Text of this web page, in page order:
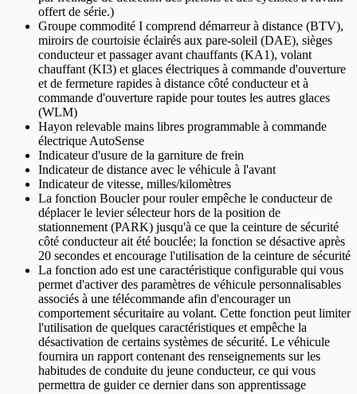
offert de série.)
Groupe commodité I comprend démarreur à distance (BTV),
miroirs de courtoisie éclairés aux pare-soleil (DAE), sièges
conducteur et passager avant chauffants (KA1), volant
chauffant (KI3) et glaces électriques à commande d'ouverture
et de fermeture rapides à distance côté conducteur et à
commande d'ouverture rapide pour toutes les autres glaces
(WLM)
Hayon relevable mains libres programmable à commande
électrique AutoSense
Indicateur d'usure de la garniture de frein
Indicateur de distance avec le véhicule à l'avant
Indicateur de vitesse, milles/kilomètres
La fonction Boucler pour rouler empêche le conducteur de
déplacer le levier sélecteur hors de la position de
stationnement (PARK) jusqu'à ce que la ceinture de sécurité
côté conducteur ait été bouclée; la fonction se désactive après
20 secondes et encourage l'utilisation de la ceinture de sécurité
La fonction ado est une caractéristique configurable qui vous
permet d'activer des paramètres de véhicule personnalisables
associés à une télécommande afin d'encourager un
comportement sécuritaire au volant. Cette fonction peut limiter
l'utilisation de quelques caractéristiques et empêche la
désactivation de certains systèmes de sécurité. Le véhicule
fournira un rapport contenant des renseignements sur les
habitudes de conduite du jeune conducteur, ce qui vous
permettra de guider ce dernier dans son apprentissage